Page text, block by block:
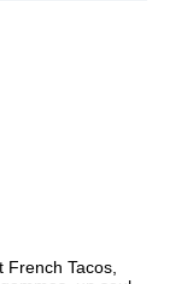
French Tacos,